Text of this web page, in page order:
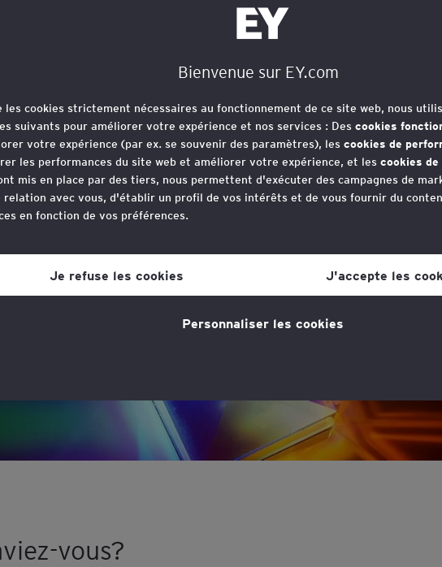
vous?
Bienvenue sur EY.com
les cookies strictement nécessaires au fonctionnement de ce site web, nous
suivants pour améliorer votre expérience et nos services : Des cookies
votre expérience (par ex. se souvenir des paramètres), les cookies de
les performances du site web et améliorer votre expérience, et les cookies
mis en place par des tiers, nous permettent d'exécuter des campagnes de
relation avec vous, d'établir un profil de vos intérêts et de vous fournir du
en fonction de vos préférences.
grâce à un lien dans la politique en matière de cookies, que vous trouverez au
politique en matière de cookiespour plus d'informations."
Je refuse les cookies J'accepte les
Personnaliser les cookies